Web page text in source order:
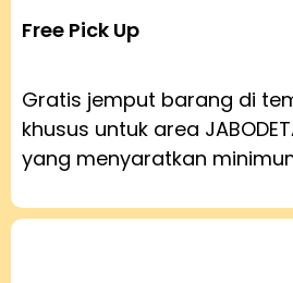
Free Pick Up
Gratis jemput barang di
khusus untuk area
yang menyaratkan